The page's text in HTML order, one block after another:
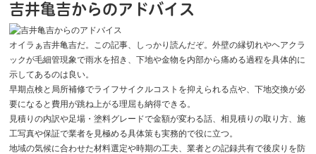
吉井亀吉からのアドバイス
オイラぁ吉井亀吉だ。この記事、しっかり読んだぞ。外壁の縁切れやヘアクラ
ックが毛細管現象で雨水を招き、下地や金物を内部から痛める過程を具体的に
示してあるのは良い。
早期点検と局所補修でライフサイクルコストを抑えられる点や、下地交換が必
要になると費用が跳ね上がる理屈も納得できる。
見積りの内訳や足場・塗料グレードで金額が変わる話、相見積りの取り方、施
工写真や保証で業者を見極める具体策も実務的で役に立つ。
地域の気候に合わせた材料選定や時期の工夫、業者との記録共有で後戻りを防